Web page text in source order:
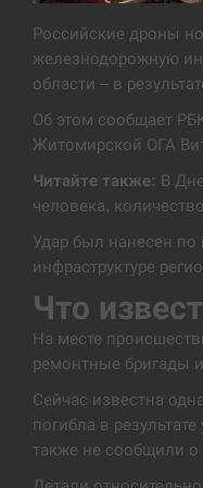
14:53
Экс-послу в
подозрение и
У Росії
Поставки ракет
СЕРПЕНЬ
14:10
У Румунії
збільшення
Российские дроны
железнодорожную
области – в
Об этом сообщает
Житомирской ОГА
Читайте также: В
человека,
Удар был нанесен по
инфраструктуре
Что
На месте
ремонтные бригады
Сейчас известна
погибла в
также не сообщили